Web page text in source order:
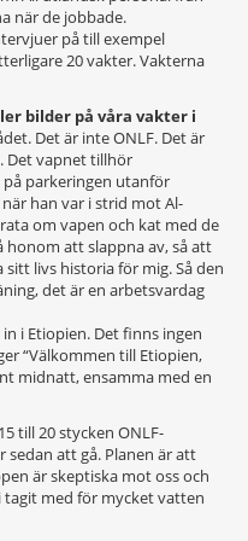
när de jobbade.
på till exempel
20 vakter. Vakterna
bilder på våra vakter i
Det är inte ONLF. Det är
Det vapnet tillhör
parkeringen utanför
han var i strid mot Al-
om vapen och kat med de
honom att slappna av, så att
sitt livs historia för mig. Så den
det är en arbetsvardag
i Etiopien. Det finns ingen
“Välkommen till Etiopien,
midnatt, ensamma med en
till 20 stycken ONLF-
att gå. Planen är att
är skeptiska mot oss och
tagit med för mycket vatten